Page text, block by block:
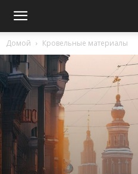
Домой Кровельные материалы